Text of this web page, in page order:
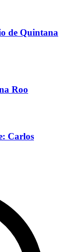
de Quintana
Roo
Carlos